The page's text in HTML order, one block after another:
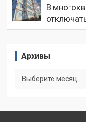
В
Архивы